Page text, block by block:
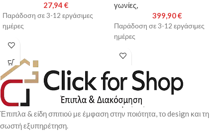
27,94 €
Παράδοση σε 3-12 εργάσιμες
ημέρες
γωνίες,
399,90€
Παράδοση σε 3-12 εργάσιμες
ημέρες
Έπιπλα & είδη σπιτιού με έμφαση στην ποιότητα, το design και τη
σωστή εξυπηρέτηση.